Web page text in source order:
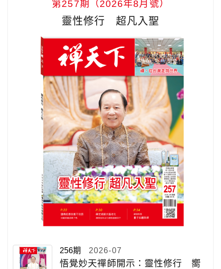
第257期（2026年8月號）
靈性修行 超凡入聖
256期 2026-07
悟覺妙天禪師開示：靈性修行 嚮